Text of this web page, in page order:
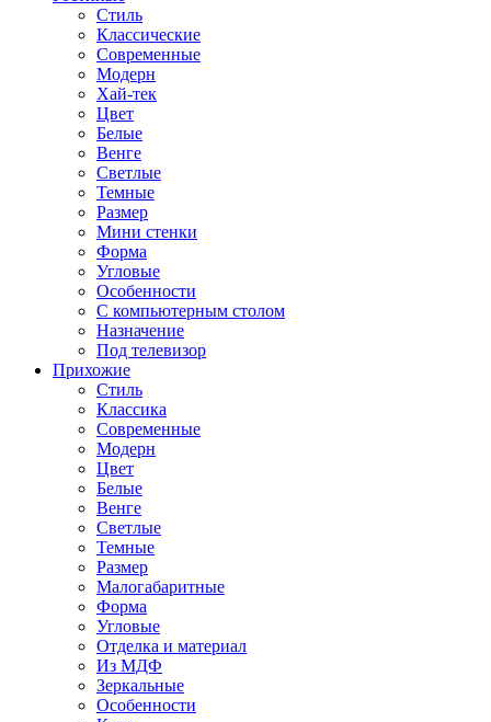
Стиль
Классические
Современные
Модерн
Хай-тек
Цвет
Белые
Венге
Светлые
Темные
Размер
Мини стенки
Форма
Угловые
Особенности
С компьютерным столом
Назначение
Под телевизор
Прихожие
Стиль
Классика
Современные
Модерн
Цвет
Белые
Венге
Светлые
Темные
Размер
Малогабаритные
Форма
Угловые
Отделка и материал
Из МДФ
Зеркальные
Особенности